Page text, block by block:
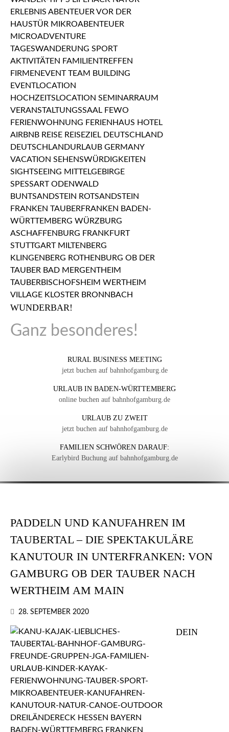
WUNDERBAR!
Ganz besonderes!
RURAL BUSINESS MEETING
jetzt buchen auf bahnhofgamburg.de
URLAUB IN BADEN-WÜRTTEMBERG
online buchen auf bahnhofgamburg.de
URLAUB ZU ZWEIT
jetzt buchen auf bahnhofgamburg.de
FAMILIEN SCHWÖREN DARAUF:
Earlybird Buchung auf bahnhofgamburg.de
PADDELN UND KANUFAHREN IM
TAUBERTAL – DIE SPEKTAKULÄRE
KANUTOUR IN UNTERFRANKEN: VON
GAMBURG OB DER TAUBER NACH
WERTHEIM AM MAIN
28. SEPTEMBER 2020
DEIN